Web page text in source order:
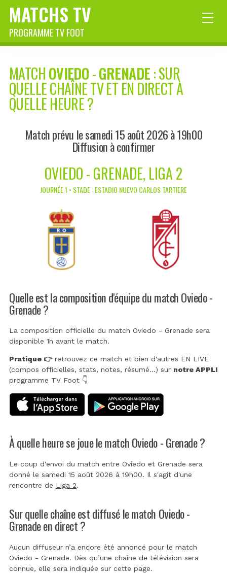
MATCHS TV
PROGRAMME TV FOOT
MATCHOVIEDO-GRENADE: SUR
QUELLE CHAÎNE TV ET EN DIRECT À
QUELLE HEURE ?
Match prévu le samedi 15 août 2026 à 19h00
Diffusion à confirmer
OVIEDO - GRENADE, LIGA 2
JOURNÉE 1 • STADE : ESTADIO NUEVO CARLOS TARTIERE
Quelle est la composition d'équipe du match Oviedo -
Grenade ?
La composition officielle du match Oviedo - Grenade sera
disponible 1h avant le match.
Pratique 👉retrouvez ce match et bien d'autres EN LIVE
(compos officielles, stats, notes, résumé...) sur notre APPLI
programme TV Foot 👇
À quelle heure se joue le match Oviedo - Grenade ?
Le coup d'envoi du match entre Oviedo et Grenade sera
donné le samedi 15 août 2026 à 19h00. Il s'agit d'une
rencontre de Liga 2.
Sur quelle chaîne est diffusé le match Oviedo -
Grenade en direct ?
Aucun diffuseur n’a encore été annoncé pour le match
Oviedo - Grenade. Dès qu’une chaîne de télévision sera
connue, elle sera indiquée sur cette page.